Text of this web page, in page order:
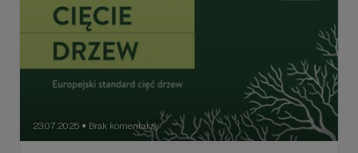
23.07.2025 ● Brak komentarzy